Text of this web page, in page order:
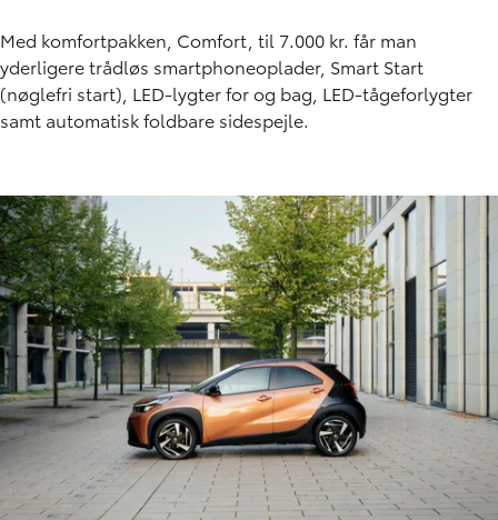
Med komfortpakken, Comfort, til 7.000 kr. får man
yderligere trådløs smartphoneoplader, Smart Start
(nøglefri start), LED-lygter for og bag, LED-tågeforlygter
samt automatisk foldbare sidespejle.